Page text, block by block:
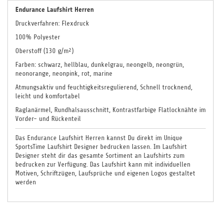
Endurance Laufshirt Herren
Druckverfahren: Flexdruck
100% Polyester
Oberstoff (130 g/m²)
Farben: schwarz, hellblau, dunkelgrau, neongelb, neongrün,
neonorange, neonpink, rot, marine
Atmungsaktiv und feuchtigkeitsregulierend, Schnell trocknend,
leicht und komfortabel
Raglanärmel, Rundhalsausschnitt, Kontrastfarbige Flatlocknähte im
Vorder- und Rückenteil
Das Endurance Laufshirt Herren kannst Du direkt im Unique
SportsTime Laufshirt Designer bedrucken lassen. Im Laufshirt
Designer steht dir das gesamte Sortiment an Laufshirts zum
bedrucken zur Verfügung. Das Laufshirt kann mit individuellen
Motiven, Schriftzügen, Laufsprüche und eigenen Logos gestaltet
werden